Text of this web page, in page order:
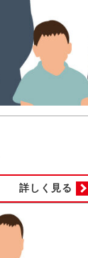
詳しく見る